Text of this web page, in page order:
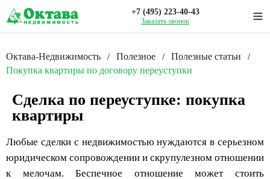
+7 (495) 223-40-43
Заказать звонок
Октава-Недвижимость / Полезное / Полезные статьи /
Покупка квартиры по договору переуступки
Сделка по переуступке: покупка
квартиры
Любые сделки с недвижимостью нуждаются в серьезном
юридическом сопровождении и скрупулезном отношении
к мелочам. Беспечное отношение может стоить